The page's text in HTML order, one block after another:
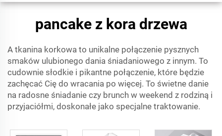
pancake z kora drzewa
A tkanina korkowa to unikalne połączenie pysznych
smaków ulubionego dania śniadaniowego z innym. To
cudownie słodkie i pikantne połączenie, które będzie
zachęcać Cię do wracania po więcej. To świetne danie
na radosne śniadanie czy brunch w weekend z rodziną i
przyjaciółmi, doskonałe jako specjalne traktowanie.